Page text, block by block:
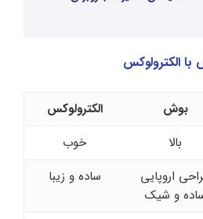
بوش
الکترولوکس
بالا
خوب
اروپایی
و شیک
ساده و زیبا